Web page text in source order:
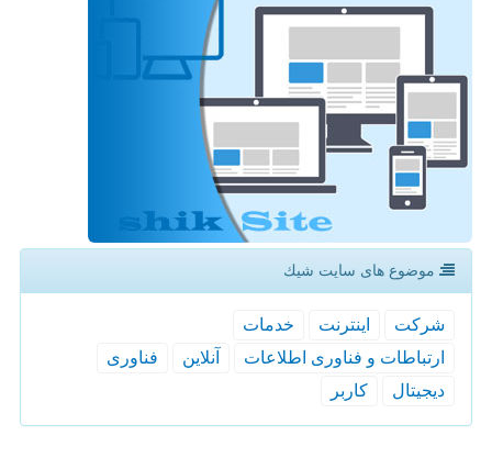
موضوع های سایت شیك
شركت اینترنت
خدمات
ارتباطات و فناوری اطلاعات
آنلاین
فناوری
دیجیتال
كاربر